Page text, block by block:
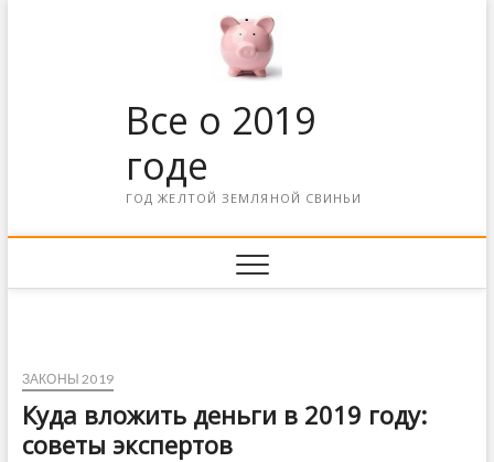
Все о 2019
годе
ГОД ЖЕЛТОЙ ЗЕМЛЯНОЙ СВИНЬИ
ЗАКОНЫ 2019
Куда вложить деньги в 2019 году:
советы экспертов